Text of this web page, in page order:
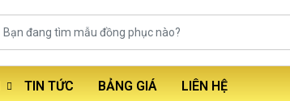
TIN TỨC BẢNG GIÁ LIÊN HỆ